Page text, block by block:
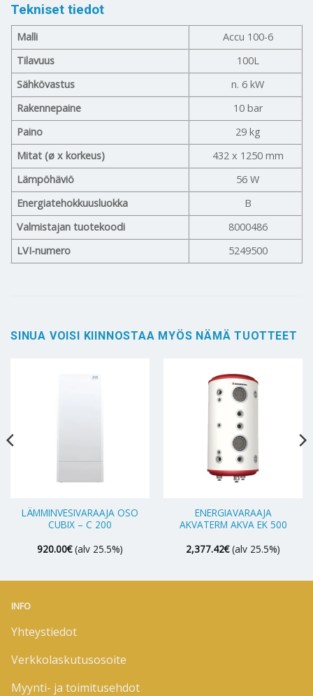
Tekniset tiedot
Malli
Accu 100-6
Tilavuus
100L
Sähkövastus
n. 6 kW
Rakennepaine
10 bar
Paino
29 kg
Mitat (ø x korkeus)
432 x 1250 mm
Lämpöhäviö
56 W
Energiatehokkuusluokka
B
Valmistajan tuotekoodi
8000486
LVI-numero
5249500
SINUA VOISI KIINNOSTAA MYÖS NÄMÄ TUOTTEET
LÄMMINVESIVARAAJA OSO
CUBIX – C 200
920.00€ (alv 25.5%)
ENERGIAVARAAJA
AKVATERM AKVA EK 500
2,377.42€ (alv 25.5%)
INFO
Yhteystiedot
Verkkolaskutusosoite
Myynti- ja toimitusehdot